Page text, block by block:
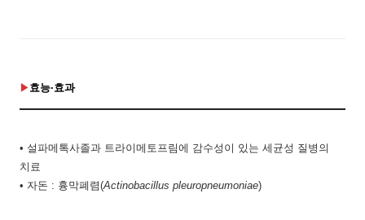
효능·효과
• 설파메톡사졸과 트라이메토프림에 감수성이 있는 세균성 질병의
치료
• 자돈 : 흉막폐렴(Actinobacillus pleuropneumoniae)